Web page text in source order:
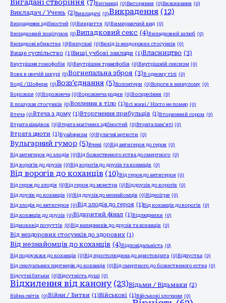
Вигадані створіння (7)Вигнанці (0)Вигоряння (0)Виживання (0)
Викладач / Учень (2)Викладачі (0)Викрадення (12)
Викрадення здібностей (0)Викриття (0)Вимираючий вид (0)
Випадковий поцілунок (0)Випадковий секс (4)Випадковий шлюб (0)
Випадкові вбивства (0)Випускні (0)Вихід із нездорових стосунків (0)
Вище суспільство (1)Вищі учбові заклади (1)Власництво (3)
Внутрішня гомофобія (0)Внутрішня трансфобія (0)Внутрішній сексизм (0)
Вовк в овечій шкурі (0)Вогнепальна зброя (3)В одному тілі (0)
Водії / Шофери (0)Возз’єднання (5)Волонтери (0)Вороги в минулому (0)
Ворожки (0)Ворожнеча (0)Ворожнеча родин (0)Воскресіння (0)
В пошуках стосунків (0)Вселення в тіло (1)Всі живі / Ніхто не помер (0)
Втеча (0)Втеча з дому (1)Вторгнення прибульців (1)Вторинний сором (0)
Втрата кінцівок (0)Втрата магічних здібностей (0)Втрата пам’яті (0)
Втрата цноти (1)Вуайеризм (0)Вуличні артисти (0)
Вульгарний гумор (5)Вчені (0)Від антигероя до героя (0)
Від антигероя до злодія (0)Від божественого єства до смертного (0)
Від ворогів до друзів (0)Від ворогів до друзів та коханців (0)
Від ворогів до коханців (10)Від героя до антигероя (0)
Від героя до злодія (0)Від героя до монстра (0)Від друзів до ворогів (0)
Від друзів до коханців (0)Від друзів до незнайомців (0)Відеоігри (0)
Від злодія до антигероя (0)Від злодія до героя (1)Від коханців до ворогів (0)
Від коханців до друзів (0)Відкритий фінал (1)Відлюдники (0)
Відмова від почуттів (0)Від напарників до друзів та коханців (0)
Від нездорових стосунків до здорових (1)
Від незнайомців до коханців (4)Відповідальність (0)
Від подружжя до коханців (0)Від простолюдина до аристократа (0)Відпустка (0)
Від сексуальних партнерів до коханців (0)Від смертного до божественого єства (0)
Відсутні батьки (0)Відсутність душі (0)
Відхилення від канону (23)Відьми / Відьмаки (2)
Війна світів (0)Війни / Битви (1)Військові (1)Військові злочини (0)